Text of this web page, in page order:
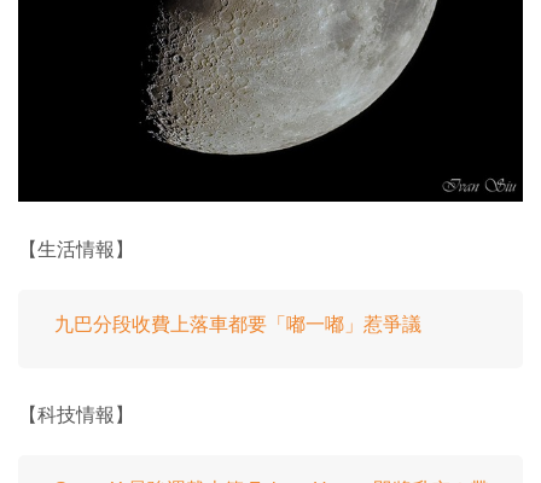
【生活情報】
九巴分段收費上落車都要「嘟一嘟」惹爭議
【科技情報】